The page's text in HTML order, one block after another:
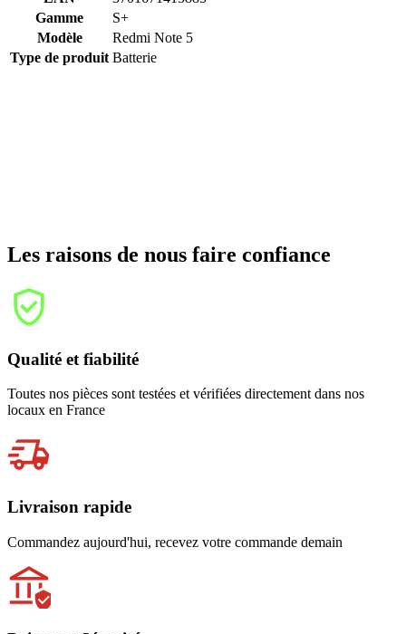
Gamme
S+
Modèle
Redmi Note 5
Type de produit Batterie
Les raisons de nous faire confiance
Qualité et fiabilité
Toutes nos pièces sont testées et vérifiées directement dans nos
locaux en France
Livraison rapide
Commandez aujourd'hui, recevez votre commande demain